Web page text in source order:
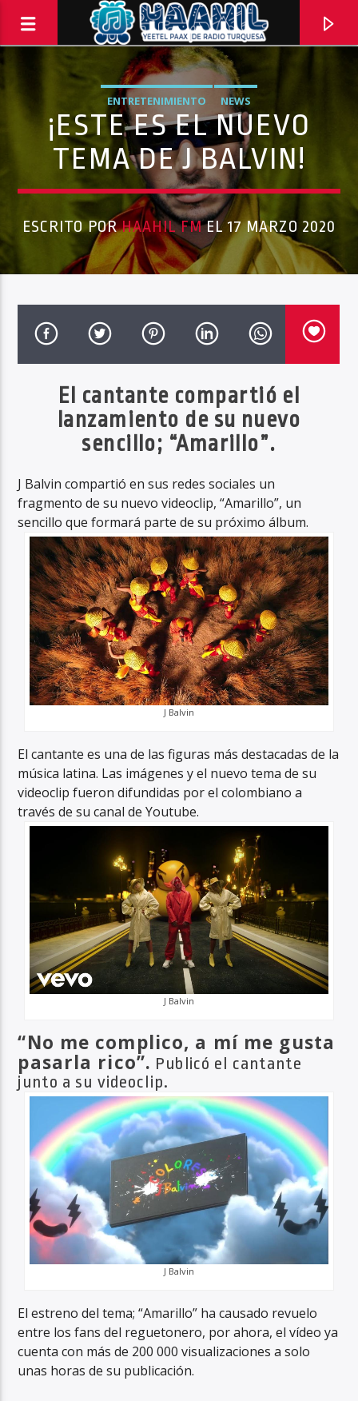
PROGRAMA ACTUAL
INFORMATIVO TURQUESA – 1RA EMISIÓN
Haahil FM
ENTRETENIMIENTO NEWS
¡ESTE ES EL NUEVO
TEMA DE J BALVIN!
ESCRITO PORHAAHIL FMEL 17 MARZO 2020
El cantante compartió el
lanzamiento de su nuevo
sencillo; “Amarillo”.
J Balvin compartió en sus redes sociales un
fragmento de su nuevo videoclip, “Amarillo”, un
sencillo que formará parte de su próximo álbum.
J Balvin
El cantante es una de las figuras más destacadas de la
música latina. Las imágenes y el nuevo tema de su
videoclip fueron difundidas por el colombiano a
través de su canal de Youtube.
J Balvin
“No me complico, a mí me gusta
pasarla rico”. Publicó el cantante
junto a su videoclip.
J Balvin
El estreno del tema; “Amarillo” ha causado revuelo
entre los fans del reguetonero, por ahora, el vídeo ya
cuenta con más de 200 000 visualizaciones a solo
unas horas de su publicación.